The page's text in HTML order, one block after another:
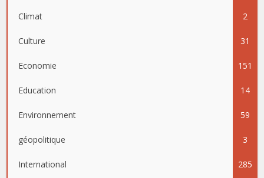
Climat 2
Culture 31
Economie 151
Education 14
Environnement 59
géopolitique 3
International 285